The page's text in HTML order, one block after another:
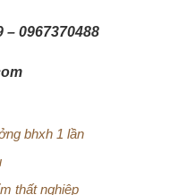
– 0967370488
bhxh 1 lần
thất nghiệp